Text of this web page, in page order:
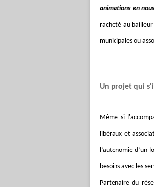
animations en
racheté au
municipales ou
Un projet qui
Même si
libéraux et
l’autonomie d’un
besoins avec les
Partenaire du